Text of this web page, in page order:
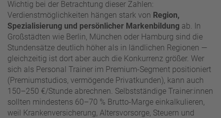
Wichtig bei der Betrachtung dieser Zahlen:
Verdienstmöglichkeiten hängen stark von Region,
Spezialisierung und persönlicher Markenbildung ab. In
Großstädten wie Berlin, München oder Hamburg sind die
Stundensätze deutlich höher als in ländlichen Regionen —
gleichzeitig ist dort aber auch die Konkurrenz größer. Wer
sich als Personal Trainer im Premium-Segment positioniert
(Premiumstudios, vermögende Privatkunden), kann auch
150–250 €/Stunde abrechnen. Selbstständige Trainer:innen
sollten mindestens 60–70 % Brutto-Marge einkalkulieren,
weil Krankenversicherung, Altersvorsorge, Steuern und